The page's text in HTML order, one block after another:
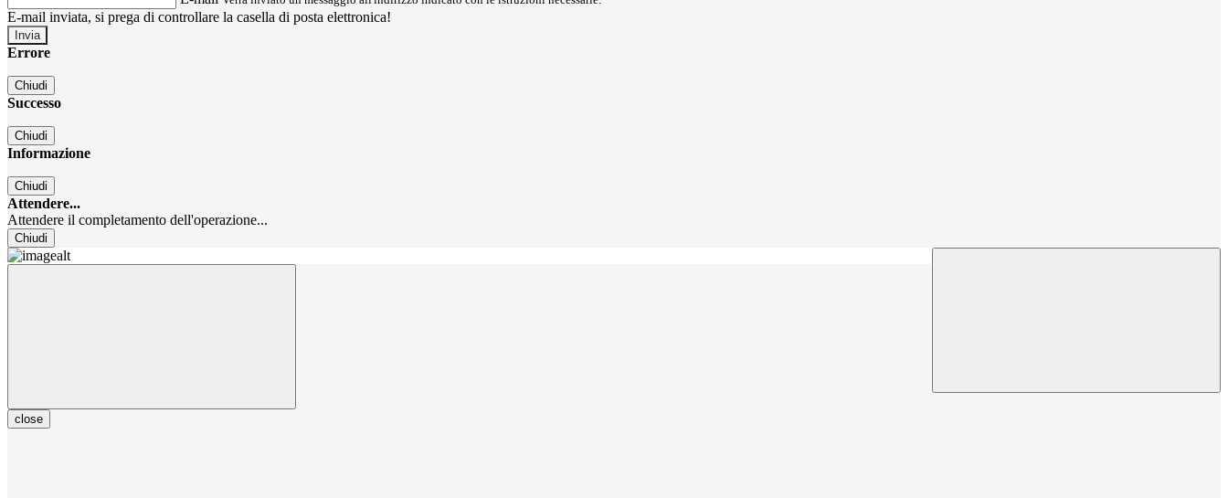
E-mail inviata, si prega di controllare la casella di posta elettronica!
Errore
Chiudi
Successo
Chiudi
Informazione
Chiudi
Attendere...
Attendere il completamento dell'operazione...
Chiudi
close